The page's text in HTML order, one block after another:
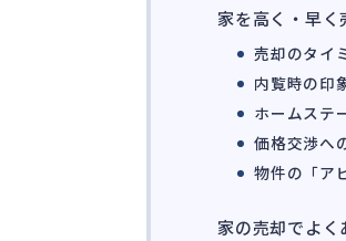
家を高く・早
売却のタイ
内覧時の印
ホームステ
価格交渉へ
物件の「ア
家の売却でよ